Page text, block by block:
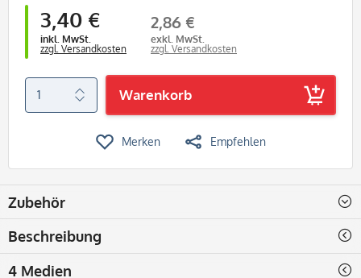
3,40 €
inkl. MwSt.
zzgl. Versandkosten
2,86 €
exkl. MwSt.
zzgl. Versandkosten
Warenkorb
Merken Empfehlen
Zubehör
Beschreibung
4 Medien